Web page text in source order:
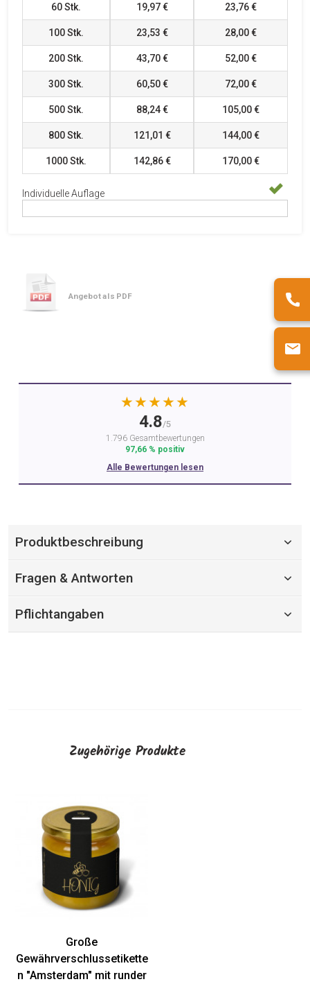
60Stk. 19,97 € 23,76 €
100Stk. 23,53 € 28,00 €
200Stk. 43,70 € 52,00 €
300Stk. 60,50 € 72,00 €
500Stk. 88,24 € 105,00 €
800Stk. 121,01 € 144,00 €
1000Stk. 142,86 € 170,00 €
Individuelle Auflage
Angebot als PDF
★★★★★
4.8/5
1.796 Gesamtbewertungen
97,66 % positiv
Alle Bewertungen lesen
Produktbeschreibung
Fragen & Antworten
Pflichtangaben
Zugehörige Produkte
Große
Gewährverschlussetikette
n "Amsterdam" mit runder